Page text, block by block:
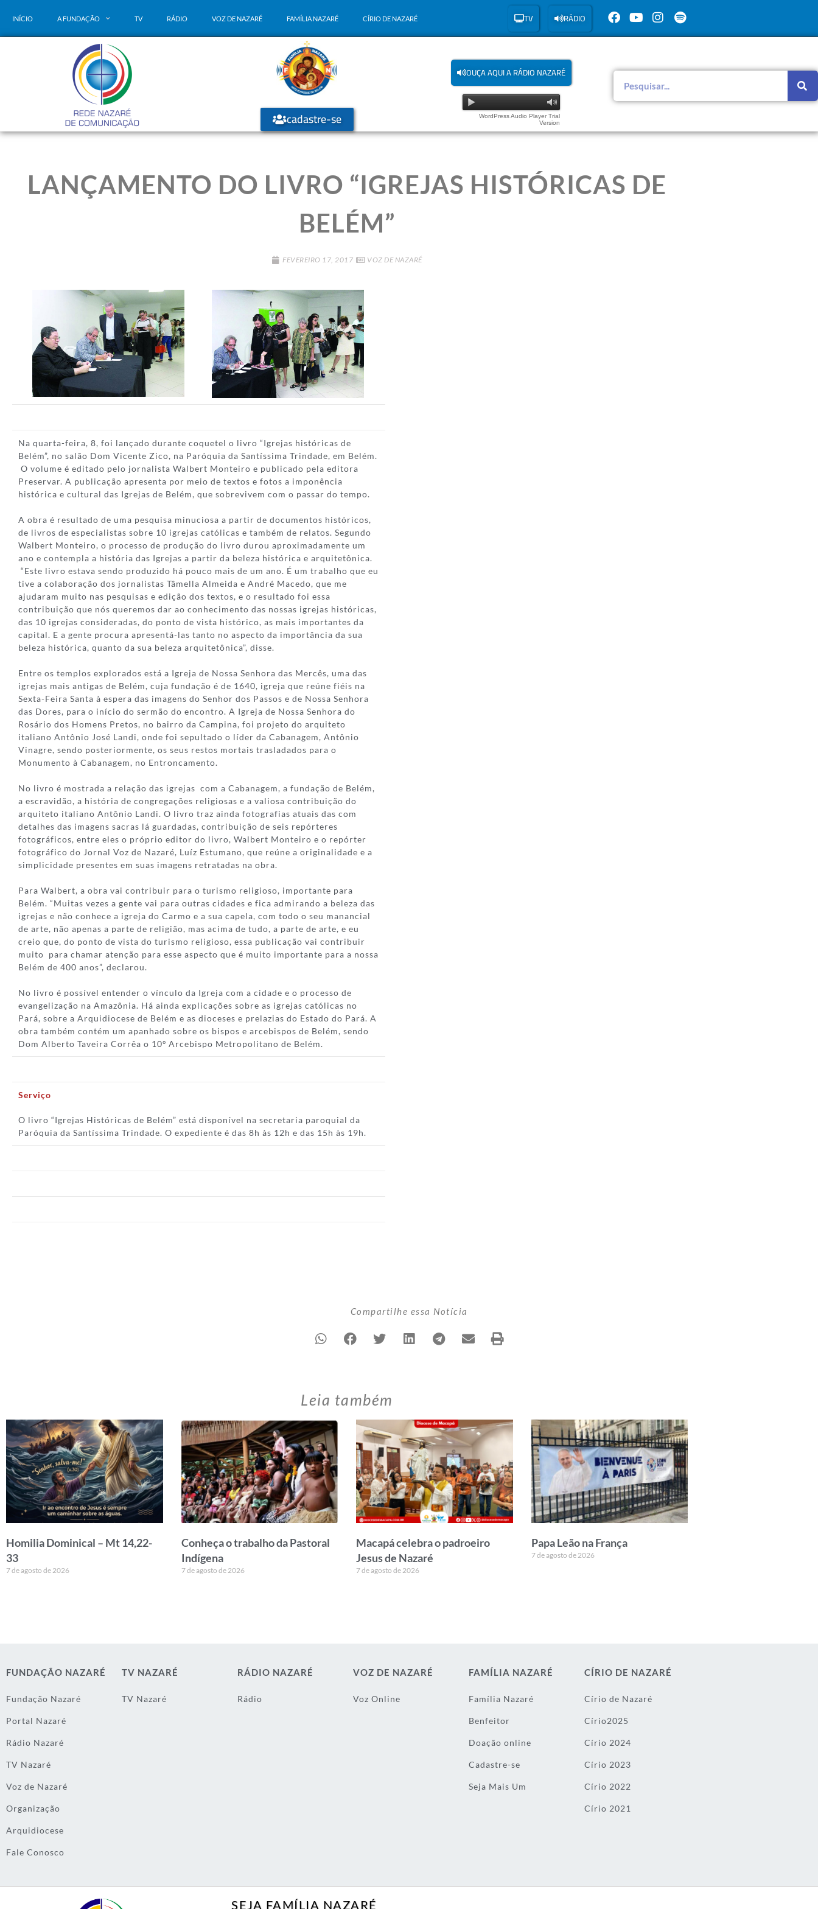
INÍCIO A FUNDAÇÃO TV RÁDIO VOZ DE NAZARÉ FAMÍLIA NAZARÉ CÍRIO DE NAZARÉ TV RÁDIO
cadastre-se
OUÇA AQUI A RÁDIO NAZARÉ
WordPress Audio Player Trial
Version
LANÇAMENTO DO LIVRO “IGREJAS HISTÓRICAS DE
BELÉM”
FEVEREIRO 17, 2017 VOZ DE NAZARÉ
Na quarta-feira, 8, foi lançado durante coquetel o livro “Igrejas históricas de
Belém”, no salão Dom Vicente Zico, na Paróquia da Santíssima Trindade, em Belém.
O volume é editado pelo jornalista Walbert Monteiro e publicado pela editora
Preservar. A publicação apresenta por meio de textos e fotos a imponência
histórica e cultural das Igrejas de Belém, que sobrevivem com o passar do tempo.
A obra é resultado de uma pesquisa minuciosa a partir de documentos históricos,
de livros de especialistas sobre 10 igrejas católicas e também de relatos. Segundo
Walbert Monteiro, o processo de produção do livro durou aproximadamente um
ano e contempla a história das Igrejas a partir da beleza histórica e arquitetônica.
“Este livro estava sendo produzido há pouco mais de um ano. É um trabalho que eu
tive a colaboração dos jornalistas Tâmella Almeida e André Macedo, que me
ajudaram muito nas pesquisas e edição dos textos, e o resultado foi essa
contribuição que nós queremos dar ao conhecimento das nossas igrejas históricas,
das 10 igrejas consideradas, do ponto de vista histórico, as mais importantes da
capital. E a gente procura apresentá-las tanto no aspecto da importância da sua
beleza histórica, quanto da sua beleza arquitetônica”, disse.
Entre os templos explorados está a Igreja de Nossa Senhora das Mercês, uma das
igrejas mais antigas de Belém, cuja fundação é de 1640, igreja que reúne fiéis na
Sexta-Feira Santa à espera das imagens do Senhor dos Passos e de Nossa Senhora
das Dores, para o início do sermão do encontro. A Igreja de Nossa Senhora do
Rosário dos Homens Pretos, no bairro da Campina, foi projeto do arquiteto
italiano Antônio José Landi, onde foi sepultado o líder da Cabanagem, Antônio
Vinagre, sendo posteriormente, os seus restos mortais trasladados para o
Monumento à Cabanagem, no Entroncamento.
No livro é mostrada a relação das igrejas com a Cabanagem, a fundação de Belém,
a escravidão, a história de congregações religiosas e a valiosa contribuição do
arquiteto italiano Antônio Landi. O livro traz ainda fotografias atuais das com
detalhes das imagens sacras lá guardadas, contribuição de seis repórteres
fotográficos, entre eles o próprio editor do livro, Walbert Monteiro e o repórter
fotográfico do Jornal Voz de Nazaré, Luíz Estumano, que reúne a originalidade e a
simplicidade presentes em suas imagens retratadas na obra.
Para Walbert, a obra vai contribuir para o turismo religioso, importante para
Belém. “Muitas vezes a gente vai para outras cidades e fica admirando a beleza das
igrejas e não conhece a igreja do Carmo e a sua capela, com todo o seu manancial
de arte, não apenas a parte de religião, mas acima de tudo, a parte de arte, e eu
creio que, do ponto de vista do turismo religioso, essa publicação vai contribuir
muito para chamar atenção para esse aspecto que é muito importante para a nossa
Belém de 400 anos”, declarou.
No livro é possível entender o vínculo da Igreja com a cidade e o processo de
evangelização na Amazônia. Há ainda explicações sobre as igrejas católicas no
Pará, sobre a Arquidiocese de Belém e as dioceses e prelazias do Estado do Pará. A
obra também contém um apanhado sobre os bispos e arcebispos de Belém, sendo
Dom Alberto Taveira Corrêa o 10º Arcebispo Metropolitano de Belém.
Serviço
O livro “Igrejas Históricas de Belém” está disponível na secretaria paroquial da
Paróquia da Santíssima Trindade. O expediente é das 8h às 12h e das 15h às 19h.
Compartilhe essa Notícia
Leia também
Homilia Dominical – Mt 14,22-
33
7 de agosto de 2026
Conheça o trabalho da Pastoral
Indígena
7 de agosto de 2026
Macapá celebra o padroeiro
Jesus de Nazaré
7 de agosto de 2026
Papa Leão na França
7 de agosto de 2026
FUNDAÇÃO NAZARÉ
Fundação Nazaré
Portal Nazaré
Rádio Nazaré
TV Nazaré
Voz de Nazaré
Organização
Arquidiocese
Fale Conosco
TV NAZARÉ
TV Nazaré
RÁDIO NAZARÉ
Rádio
VOZ DE NAZARÉ
Voz Online
FAMÍLIA NAZARÉ
Família Nazaré
Benfeitor
Doação online
Cadastre-se
Seja Mais Um
CÍRIO DE NAZARÉ
Círio de Nazaré
Círio2025
Círio 2024
Círio 2023
Círio 2022
Círio 2021
SEJA FAMÍLIA NAZARÉ